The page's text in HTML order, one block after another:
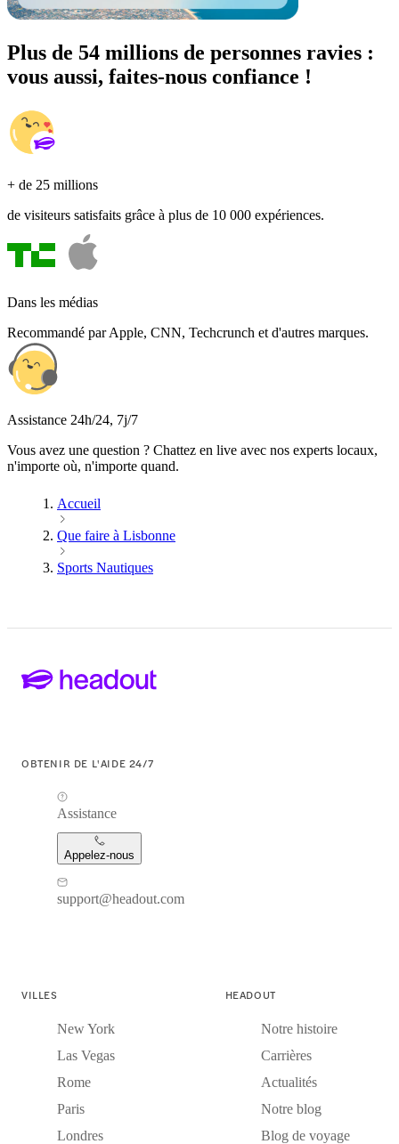
Plus de 54 millions de personnes ravies :
vous aussi, faites-nous confiance !
+ de 25 millions
de visiteurs satisfaits grâce à plus de 10 000 expériences.
Dans les médias
Recommandé par Apple, CNN, Techcrunch et d'autres marques.
Assistance 24h/24, 7j/7
Vous avez une question ? Chattez en live avec nos experts locaux,
n'importe où, n'importe quand.
Accueil
Que faire à Lisbonne
Sports Nautiques
OBTENIR DE L'AIDE 24/7
Assistance
Appelez-nous
support@headout.com
VILLES
New York
Las Vegas
Rome
Paris
Londres
HEADOUT
Notre histoire
Carrières
Actualités
Notre blog
Blog de voyage